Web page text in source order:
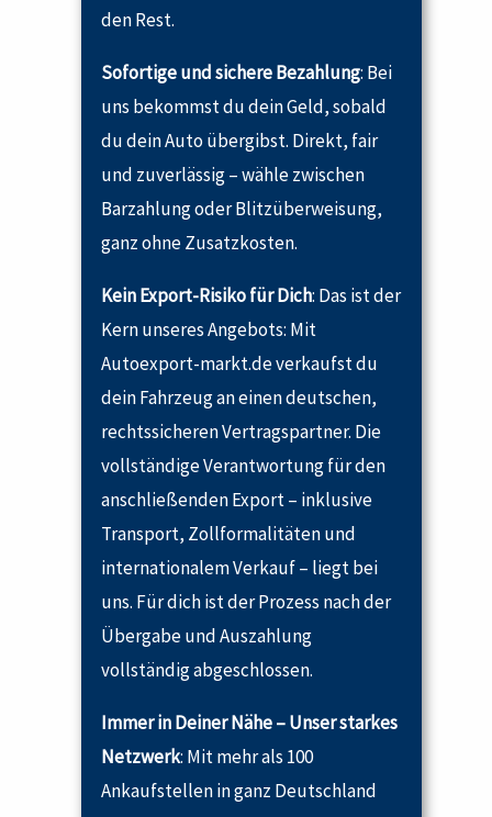
den Rest.
Sofortige und sichere Bezahlung: Bei
uns bekommst du dein Geld, sobald
du dein Auto übergibst. Direkt, fair
und zuverlässig – wähle zwischen
Barzahlung oder Blitzüberweisung,
ganz ohne Zusatzkosten.
Kein Export-Risiko für Dich: Das ist der
Kern unseres Angebots: Mit
Autoexport-markt.de verkaufst du
dein Fahrzeug an einen deutschen,
rechtssicheren Vertragspartner. Die
vollständige Verantwortung für den
anschließenden Export – inklusive
Transport, Zollformalitäten und
internationalem Verkauf – liegt bei
uns. Für dich ist der Prozess nach der
Übergabe und Auszahlung
vollständig abgeschlossen.
Immer in Deiner Nähe – Unser starkes
Netzwerk: Mit mehr als 100
Ankaufstellen in ganz Deutschland